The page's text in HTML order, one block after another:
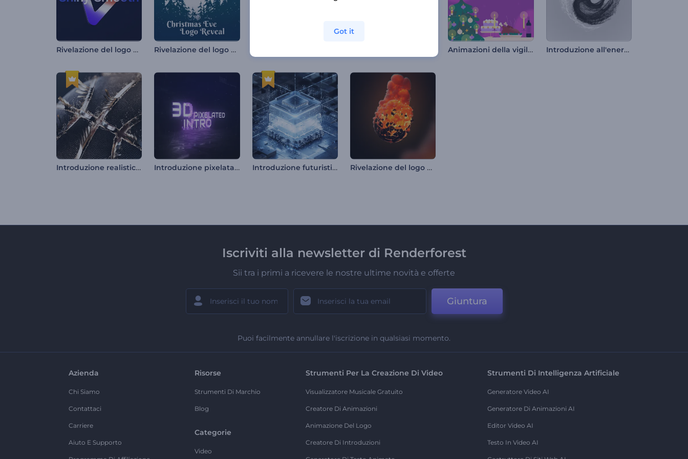
Rivelazione del logo con effetto lucido e levigato Rivelazione del logo alla vigilia di Natale Animazioni della vigilia di Natale Introduzione all'energia Yin e Yang
Introduzione realistica al basket Introduzione pixelata in 3D Introduzione futuristica ad alta tecnologia Rivelazione del logo di Blazing Sphere
Iscriviti alla newsletter di Renderforest
Sii tra i primi a ricevere le nostre ultime novità e offerte
Giuntura
Puoi facilmente annullare l'iscrizione in qualsiasi momento.
Azienda
Chi Siamo
Contattaci
Carriere
Aiuto E Supporto
Risorse
Strumenti Di Marchio
Blog
Categorie
Video
Strumenti Per La Creazione Di Video
Visualizzatore Musicale Gratuito
Creatore Di Animazioni
Animazione Del Logo
Creatore Di Introduzioni
Strumenti Di Intelligenza Artificiale
Generatore Video AI
Generatore Di Animazioni AI
Editor Video AI
Testo In Video AI
Got it